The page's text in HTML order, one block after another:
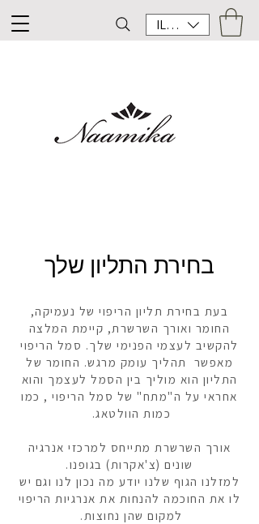
ILS (₪)
בחירת התליון שלך
בעת בחירת תליון הריפוי של נעמיקה,
החומר ואורך השרשרת, קיימת המלצה
להקשיב לעצמי הפנימי שלך. סמל הריפוי
מאפשר תהליך עומק מרגש. החומר של
התליון הוא מוליך בין הסמל לעצמך והוא
אחראי על ה"מתח" של סמל הריפוי , כמו
כמות הוולטאג.
אורך השרשרת מתייחס למרכזי אנרגיה
שונים (צ'אקרות) בגופנו.
למזלנו הגוף שלנו יודע מה נכון לנו וגם יש
לו את החוכמה להנחות את אנרגיות הריפוי
למקום שהן נחוצות.